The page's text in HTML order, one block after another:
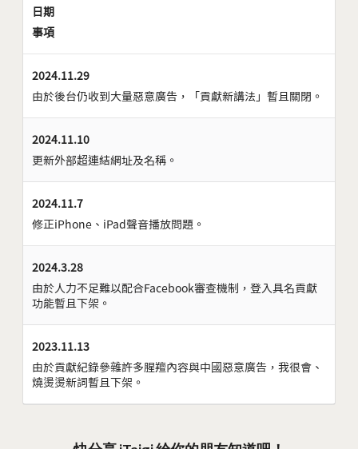
日期
事項
2024.11.29
由於後台仍收到大量惡意廣告，「貢獻新講法」暫且關閉。
2024.11.10
更新外部超連結網址及名稱。
2024.11.7
修正iPhone、iPad聲音播放問題。
2024.3.28
由於人力不足難以配合Facebook審查機制，登入具名貢獻
功能暫且下架。
2023.11.13
由於貢獻紀錄參雜許多腥羶內容與中國惡意廣告，我很會、
燒燙燙新詞暫且下架。